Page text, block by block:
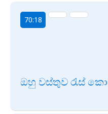
70:18
ඔහු වස්තුව රැස්